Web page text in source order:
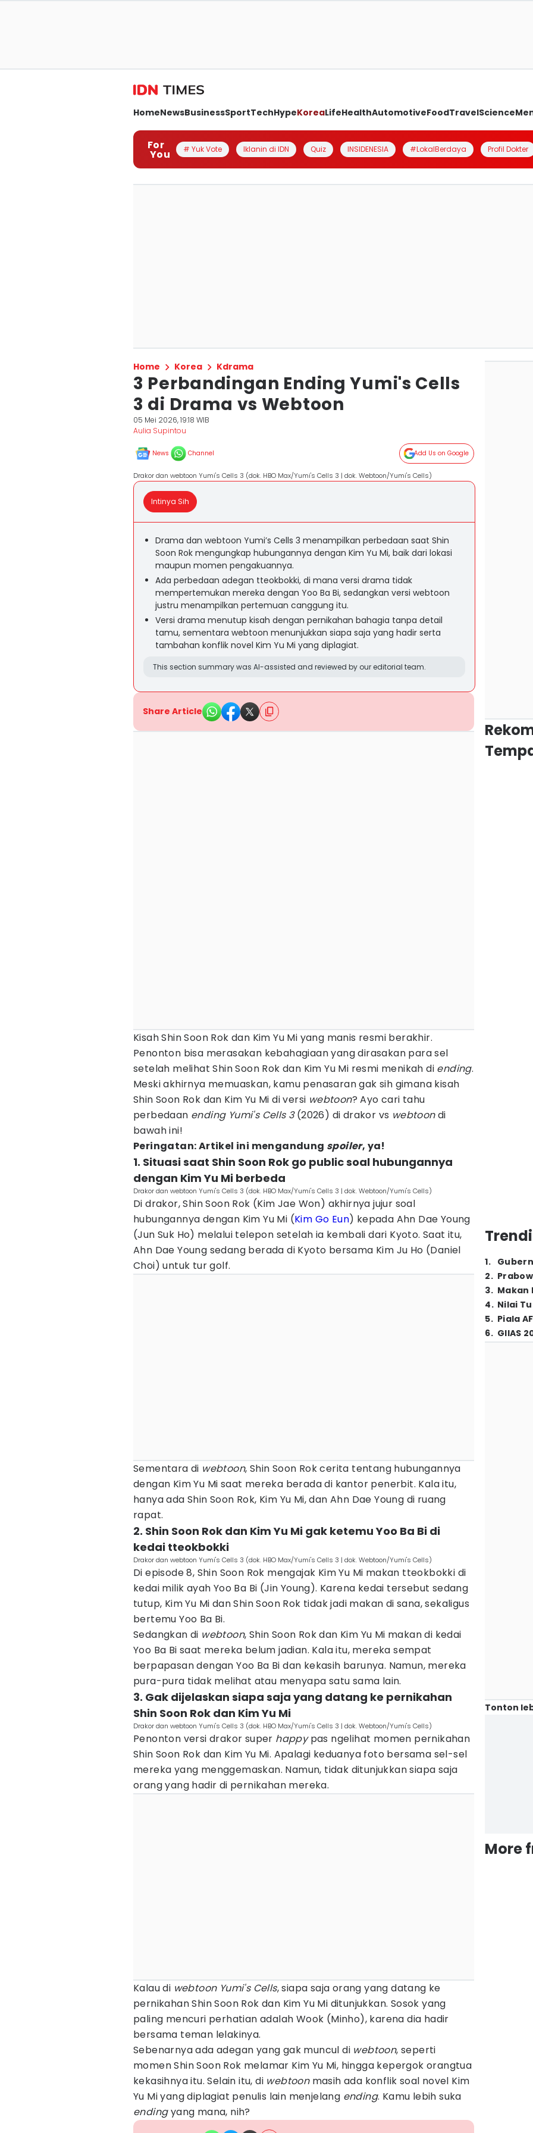
HomeNewsBusinessSportTechHypeKoreaLifeHealthAutomotiveFoodTravelScience
For
You # Yuk Vote Iklanin di IDN Quiz INSIDENESIA #LokalBerdaya Profil Dokter
Home Korea Kdrama
3 Perbandingan Ending Yumi's Cells
3 di Drama vs Webtoon
05 Mei 2026, 19:18 WIB
Aulia Supintou
News Channel Add Us on Google
Drakor dan webtoon Yumi's Cells 3 (dok. HBO Max/Yumi's Cells 3 | dok. Webtoon/Yumi's Cells)
Intinya Sih
Drama dan webtoon Yumi’s Cells 3 menampilkan perbedaan saat Shin
Soon Rok mengungkap hubungannya dengan Kim Yu Mi, baik dari lokasi
maupun momen pengakuannya.
Ada perbedaan adegan tteokbokki, di mana versi drama tidak
mempertemukan mereka dengan Yoo Ba Bi, sedangkan versi webtoon
justru menampilkan pertemuan canggung itu.
Versi drama menutup kisah dengan pernikahan bahagia tanpa detail
tamu, sementara webtoon menunjukkan siapa saja yang hadir serta
tambahan konflik novel Kim Yu Mi yang diplagiat.
This section summary was AI-assisted and reviewed by our editorial team.
Share Article
Kisah Shin Soon Rok dan Kim Yu Mi yang manis resmi berakhir.
Penonton bisa merasakan kebahagiaan yang dirasakan para sel
setelah melihat Shin Soon Rok dan Kim Yu Mi resmi menikah di ending.
Meski akhirnya memuaskan, kamu penasaran gak sih gimana kisah
Shin Soon Rok dan Kim Yu Mi di versi webtoon? Ayo cari tahu
perbedaan ending Yumi's Cells 3(2026) di drakor vs webtoondi
bawah ini!
Peringatan: Artikel ini mengandung spoiler, ya!
1. Situasi saat Shin Soon Rok go public soal hubungannya
dengan Kim Yu Mi berbeda
Drakor dan webtoon Yumi's Cells 3 (dok. HBO Max/Yumi's Cells 3 | dok. Webtoon/Yumi's Cells)
Di drakor, Shin Soon Rok (Kim Jae Won) akhirnya jujur soal
hubungannya dengan Kim Yu Mi (Kim Go Eun) kepada Ahn Dae Young
(Jun Suk Ho) melalui telepon setelah ia kembali dari Kyoto. Saat itu,
Ahn Dae Young sedang berada di Kyoto bersama Kim Ju Ho (Daniel
Choi) untuk tur golf.
Sementara di webtoon, Shin Soon Rok cerita tentang hubungannya
dengan Kim Yu Mi saat mereka berada di kantor penerbit. Kala itu,
hanya ada Shin Soon Rok, Kim Yu Mi, dan Ahn Dae Young di ruang
rapat.
2. Shin Soon Rok dan Kim Yu Mi gak ketemu Yoo Ba Bi di
kedai tteokbokki
Drakor dan webtoon Yumi's Cells 3 (dok. HBO Max/Yumi's Cells 3 | dok. Webtoon/Yumi's Cells)
Di episode 8, Shin Soon Rok mengajak Kim Yu Mi makan tteokbokki di
kedai milik ayah Yoo Ba Bi (Jin Young). Karena kedai tersebut sedang
tutup, Kim Yu Mi dan Shin Soon Rok tidak jadi makan di sana, sekaligus
bertemu Yoo Ba Bi.
Sedangkan di webtoon, Shin Soon Rok dan Kim Yu Mi makan di kedai
Yoo Ba Bi saat mereka belum jadian. Kala itu, mereka sempat
berpapasan dengan Yoo Ba Bi dan kekasih barunya. Namun, mereka
pura-pura tidak melihat atau menyapa satu sama lain.
3. Gak dijelaskan siapa saja yang datang ke pernikahan
Shin Soon Rok dan Kim Yu Mi
Drakor dan webtoon Yumi's Cells 3 (dok. HBO Max/Yumi's Cells 3 | dok. Webtoon/Yumi's Cells)
Penonton versi drakor super happypas ngelihat momen pernikahan
Shin Soon Rok dan Kim Yu Mi. Apalagi keduanya foto bersama sel-sel
mereka yang menggemaskan. Namun, tidak ditunjukkan siapa saja
orang yang hadir di pernikahan mereka.
Kalau di webtoon Yumi's Cells, siapa saja orang yang datang ke
pernikahan Shin Soon Rok dan Kim Yu Mi ditunjukkan. Sosok yang
paling mencuri perhatian adalah Wook (Minho), karena dia hadir
bersama teman lelakinya.
Sebenarnya ada adegan yang gak muncul di webtoon, seperti
momen Shin Soon Rok melamar Kim Yu Mi, hingga kepergok orangtua
kekasihnya itu. Selain itu, di webtoonmasih ada konflik soal novel Kim
Yu Mi yang diplagiat penulis lain menjelang ending. Kamu lebih suka
endingyang mana, nih?
1.
2.
3. Makan
4. Nilai
5. Piala
6. GIIAS
Tonton
More